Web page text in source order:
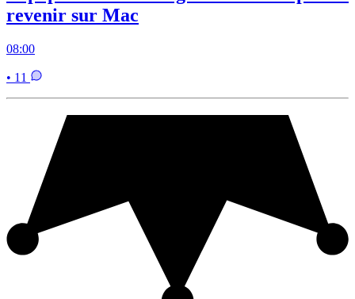
revenir sur Mac
08:00
• 11